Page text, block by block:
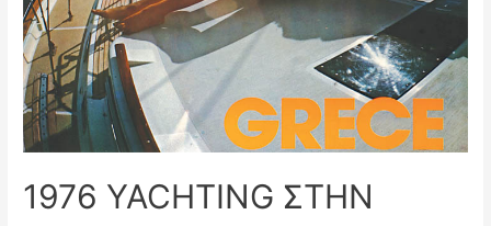
1976 YACHTING ΣΤΗΝ